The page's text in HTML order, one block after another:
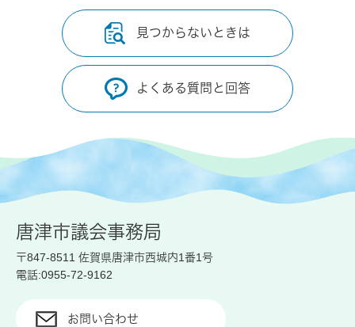
見つからないときは
よくある質問と回答
唐津市議会事務局
〒847-8511 佐賀県唐津市西城内1番1号
電話:0955-72-9162
お問い合わせ